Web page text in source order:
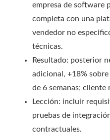
empresa de software
completa con una
vendedor no
técnicas.
Resultado: posterior
adicional, +18%
de 6 semanas; cliente
Lección: incluir
pruebas de
contractuales.